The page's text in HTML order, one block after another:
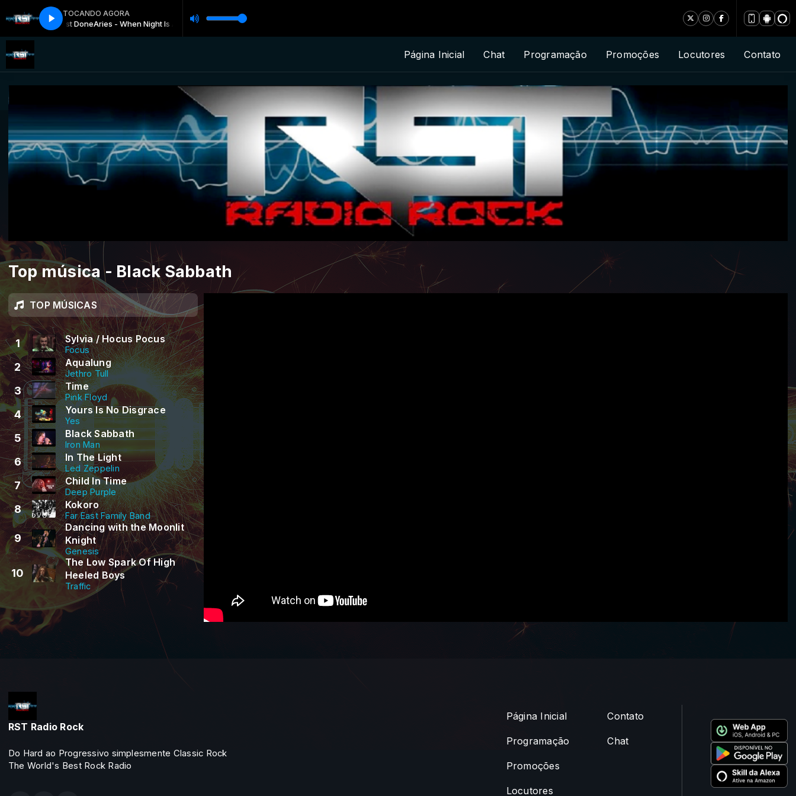
TOCANDO AGORA
Night Is Almost DoneAries - When Night Is Almost Done
Página Inicial Chat Programação Promoções Locutores Contato
Top música - Black Sabbath
TOP MÚSICAS
1 Sylvia / Hocus Pocus
Focus
2 Aqualung
Jethro Tull
3 Time
Pink Floyd
4 Yours Is No Disgrace
Yes
5 Black Sabbath
Iron Man
6 In The Light
Led Zeppelin
7 Child In Time
Deep Purple
8 Kokoro
Far East Family Band
9
Dancing with the Moonlit
Knight
Genesis
10
The Low Spark Of High
Heeled Boys
Traffic
RST Radio Rock
Do Hard ao Progressivo simplesmente Classic Rock
The World's Best Rock Radio
Página Inicial
Programação
Promoções
Locutores
Contato
Chat